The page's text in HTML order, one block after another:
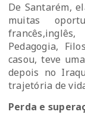
De Santarém,
muitas
Pedagogia,
casou, teve
depois no
trajetória de
Perda e